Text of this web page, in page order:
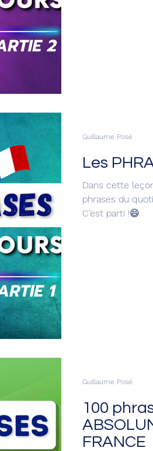
Les
Dans cette
phrases du
C’est parti !😄
Guillaume Posé
100
FRANCE
Guillaume Posé